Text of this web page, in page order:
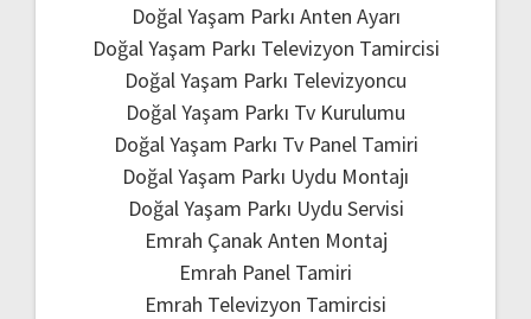
Doğal Yaşam Parkı Anten Ayarı
Doğal Yaşam Parkı Televizyon Tamircisi
Doğal Yaşam Parkı Televizyoncu
Doğal Yaşam Parkı Tv Kurulumu
Doğal Yaşam Parkı Tv Panel Tamiri
Doğal Yaşam Parkı Uydu Montajı
Doğal Yaşam Parkı Uydu Servisi
Emrah Çanak Anten Montaj
Emrah Panel Tamiri
Emrah Televizyon Tamircisi